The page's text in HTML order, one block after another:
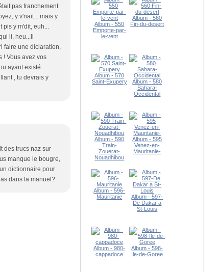
pas franchement
y v'nait... mais y
y m'dit, euh...
li, heu...li
faire une diclaration,
! Vous avez vos
ayant existé
, tu devrais y
des trucs naz sur
manque le bougre,
dictionnaire pour
dans la manuel?
Album - 550
Emporte-par-
le-vent
Album - 560
Fin-du-desert
Album - 570
Saint-Exupery
Album - 580
Sahara-
Occidental
Album - 590
Train-
Zouerat-
Nouadhibou
Album - 595
Venez-en-
Mauritanie-
Album - 596-
Mauritanie
Album - 597-
De Dakar a
St-Louis
Album - 980-
cappadoce
Album - 598-
Ile-de-Goree